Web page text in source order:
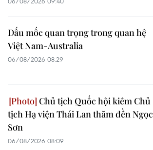
Dấu mốc quan trọng trong quan hệ
Việt Nam-Australia
06/08/2026 08:29
Chủ tịch Quốc hội kiêm Chủ
tịch Hạ viện Thái Lan thăm đền Ngọc
Sơn
06/08/2026 08:09